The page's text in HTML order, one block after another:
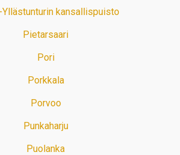
kansallispuisto
Pietarsaari
Pori
Porkkala
Porvoo
Punkaharju
Puolanka